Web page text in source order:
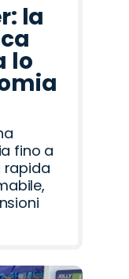
la
lo
fino a
rapida